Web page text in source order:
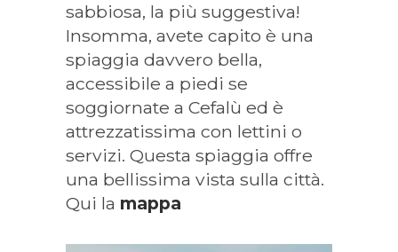
sabbiosa, la più suggestiva!
Insomma, avete capito è una
spiaggia davvero bella,
accessibile a piedi se
soggiornate a Cefalù ed è
attrezzatissima con lettini o
servizi. Questa spiaggia offre
una bellissima vista sulla città.
Qui la mappa